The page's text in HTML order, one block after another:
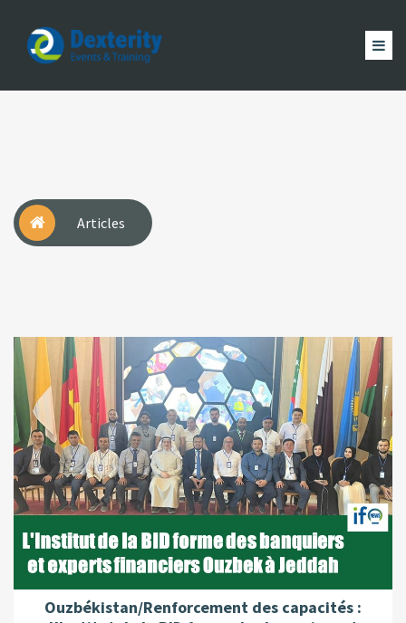
Dexterity
Events
Articles
Ouzbékistan/Renforcement des capacités :